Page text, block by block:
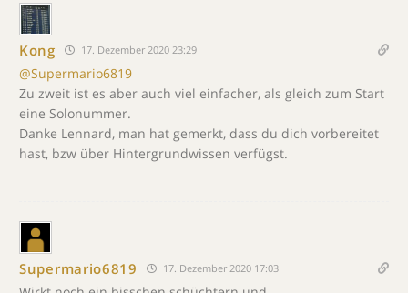
Kong 17. Dezember 2020 23:29
@Supermario6819
Zu zweit ist es aber auch viel einfacher, als gleich zum Start
eine Solonummer.
Danke Lennard, man hat gemerkt, dass du dich vorbereitet
hast, bzw über Hintergrundwissen verfügst.
Supermario6819 17. Dezember 2020 17:03